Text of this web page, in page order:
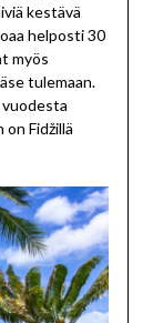
kestävä
helposti 30
myös
tulemaan.
vuodesta
on Fidžillä